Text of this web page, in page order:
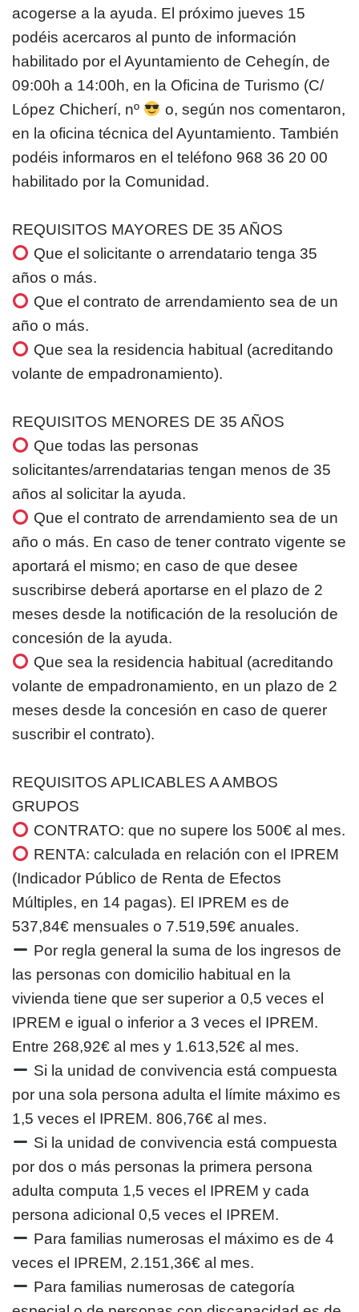
acogerse a la ayuda. El próximo jueves 15
podéis acercaros al punto de información
habilitado por el Ayuntamiento de Cehegín, de
09:00h a 14:00h, en la Oficina de Turismo (C/
López Chicherí, nº
o, según nos comentaron,
en la oficina técnica del Ayuntamiento. También
podéis informaros en el teléfono 968 36 20 00
habilitado por la Comunidad.
REQUISITOS MAYORES DE 35 AÑOS
Que el solicitante o arrendatario tenga 35
años o más.
Que el contrato de arrendamiento sea de un
año o más.
Que sea la residencia habitual (acreditando
volante de empadronamiento).
REQUISITOS MENORES DE 35 AÑOS
Que todas las personas
solicitantes/arrendatarias tengan menos de 35
años al solicitar la ayuda.
Que el contrato de arrendamiento sea de un
año o más. En caso de tener contrato vigente se
aportará el mismo; en caso de que desee
suscribirse deberá aportarse en el plazo de 2
meses desde la notificación de la resolución de
concesión de la ayuda.
Que sea la residencia habitual (acreditando
volante de empadronamiento, en un plazo de 2
meses desde la concesión en caso de querer
suscribir el contrato).
REQUISITOS APLICABLES A AMBOS
GRUPOS
CONTRATO: que no supere los 500€ al mes.
RENTA: calculada en relación con el IPREM
(Indicador Público de Renta de Efectos
Múltiples, en 14 pagas). El IPREM es de
537,84€ mensuales o 7.519,59€ anuales.
Por regla general la suma de los ingresos de
las personas con domicilio habitual en la
vivienda tiene que ser superior a 0,5 veces el
IPREM e igual o inferior a 3 veces el IPREM.
Entre 268,92€ al mes y 1.613,52€ al mes.
Si la unidad de convivencia está compuesta
por una sola persona adulta el límite máximo es
1,5 veces el IPREM. 806,76€ al mes.
Si la unidad de convivencia está compuesta
por dos o más personas la primera persona
adulta computa 1,5 veces el IPREM y cada
persona adicional 0,5 veces el IPREM.
Para familias numerosas el máximo es de 4
veces el IPREM, 2.151,36€ al mes.
Para familias numerosas de categoría